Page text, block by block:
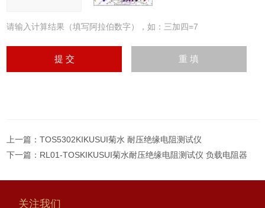
请输入计算结果（填写阿拉伯数字），如：三加四=7
上一篇：TOS5302KIKUSUI菊水 耐压绝缘电阻测试仪
下一篇： RL01-TOSKIKUSUI菊水耐压绝缘电阻测试仪 负载电阻器
关注我们